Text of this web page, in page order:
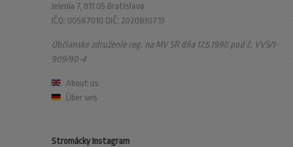
Jelenia 7, 811 05 Bratislava
IČO: 00587010 DIČ: 2020830713
Občianske združenie reg. na MV SR dňa 17.5.1990 pod č. VVS/1-
909/90-4
About us
Über uns
Stromácky Instagram